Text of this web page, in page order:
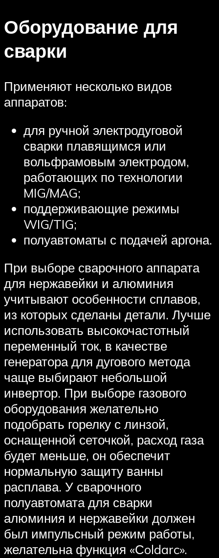
Оборудование для
сварки
Применяют несколько видов
аппаратов:
для ручной электродуговой
сварки плавящимся или
вольфрамовым электродом,
работающих по технологии
MIG/MAG;
поддерживающие режимы
WIG/TIG;
полуавтоматы с подачей аргона.
При выборе сварочного аппарата
для нержавейки и алюминия
учитывают особенности сплавов,
из которых сделаны детали. Лучше
использовать высокочастотный
переменный ток, в качестве
генератора для дугового метода
чаще выбирают небольшой
инвертор. При выборе газового
оборудования желательно
подобрать горелку с линзой,
оснащенной сеточкой, расход газа
будет меньше, он обеспечит
нормальную защиту ванны
расплава. У сварочного
полуавтомата для сварки
алюминия и нержавейки должен
был импульсный режим работы,
желательна функция «Сoldarc».